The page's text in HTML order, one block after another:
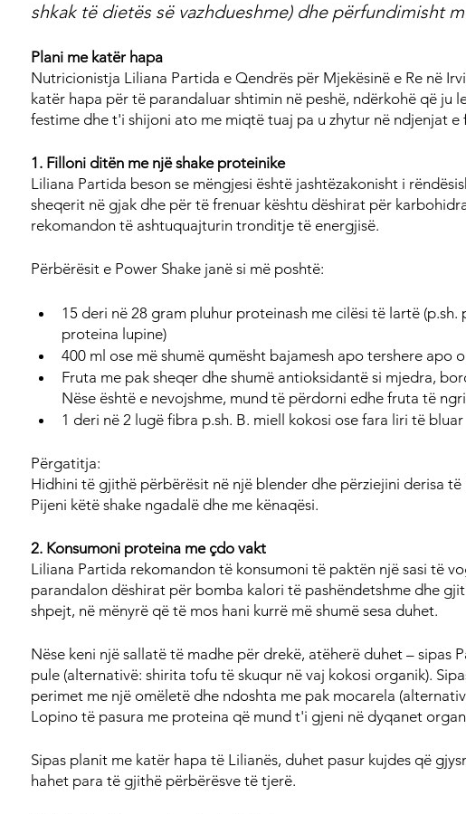
shkak të dietës së vazhdueshme) dhe përfundimisht
Plani me katër hapa
Nutricionistja Liliana Partida e Qendrës për Mjekësinë e Re në
katër hapa për të parandaluar shtimin në peshë, ndërkohë që ju
festime dhe t'i shijoni ato me miqtë tuaj pa u zhytur në ndjenjat e
1. Filloni ditën me një shake proteinike
Liliana Partida beson se mëngjesi është jashtëzakonisht i
sheqerit në gjak dhe për të frenuar kështu dëshirat për
rekomandon të ashtuquajturin tronditje të energjisë.
Përbërësit e Power Shake janë si më poshtë:
15 deri në 28 gram pluhur proteinash me cilësi të lartë
proteina lupine)
400 ml ose më shumë qumësht bajamesh apo tershere apo
Fruta me pak sheqer dhe shumë antioksidantë si mjedra,
Nëse është e nevojshme, mund të përdorni edhe fruta të
1 deri në 2 lugë fibra p.sh. B. miell kokosi ose fara liri të bluar
Përgatitja:
Hidhini të gjithë përbërësit në një blender dhe përziejini derisa
Pijeni këtë shake ngadalë dhe me kënaqësi.
2. Konsumoni proteina me çdo vakt
Liliana Partida rekomandon të konsumoni të paktën një sasi të
parandalon dëshirat për bomba kalori të pashëndetshme dhe
shpejt, në mënyrë që të mos hani kurrë më shumë sesa duhet.
Nëse keni një sallatë të madhe për drekë, atëherë duhet – sipas
pule (alternativë: shirita tofu të skuqur në vaj kokosi organik).
perimet me një omëletë dhe ndoshta me pak mocarela
Lopino të pasura me proteina që mund t'i gjeni në dyqanet
Sipas planit me katër hapa të Lilianës, duhet pasur kujdes që
hahet para të gjithë përbërësve të tjerë.